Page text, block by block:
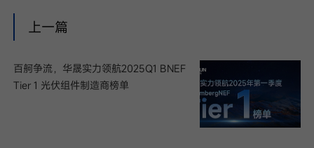
上一篇
百舸争流，华晟实力领航2025Q1 BNEF
Tier 1 光伏组件制造商榜单